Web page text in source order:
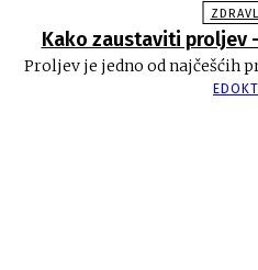
Kako zaustaviti proljev
Proljev je jedno od najčešćih